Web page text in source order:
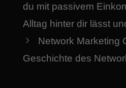
du mit passivem
Alltag hinter dir lässt
Network Marketing
Geschichte des